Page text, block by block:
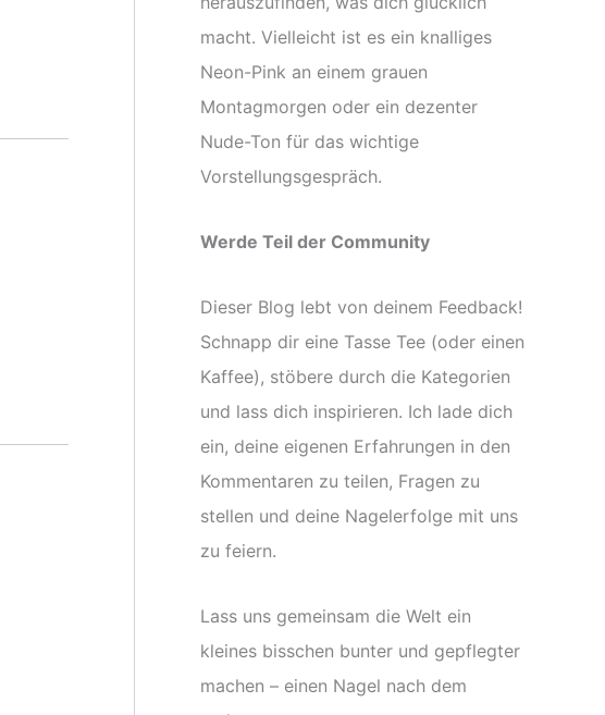
macht. Vielleicht ist es ein knalliges
Neon-Pink an einem grauen
Montagmorgen oder ein dezenter
Nude-Ton für das wichtige
Vorstellungsgespräch.
Werde Teil der Community
Dieser Blog lebt von deinem Feedback!
Schnapp dir eine Tasse Tee (oder einen
Kaffee), stöbere durch die Kategorien
und lass dich inspirieren. Ich lade dich
ein, deine eigenen Erfahrungen in den
Kommentaren zu teilen, Fragen zu
stellen und deine Nagelerfolge mit uns
zu feiern.
Lass uns gemeinsam die Welt ein
kleines bisschen bunter und gepflegter
machen – einen Nagel nach dem